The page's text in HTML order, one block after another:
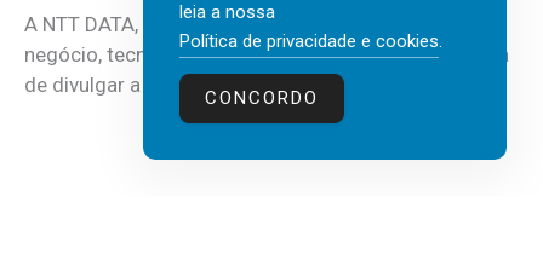
A NTT DATA, consultora global em serviços de
negócio, tecnologia e inteligência artificial (IA), acaba
de divulgar a mais recente...
leia a nossa
Política de privacidade e cookies.
CONCORDO